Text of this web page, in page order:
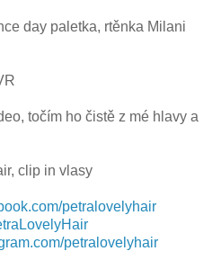
day paletka, rtěnka Milani
točím ho čistě z mé hlavy a
clip in vlasy
petralovelyhair
petralovelyhair